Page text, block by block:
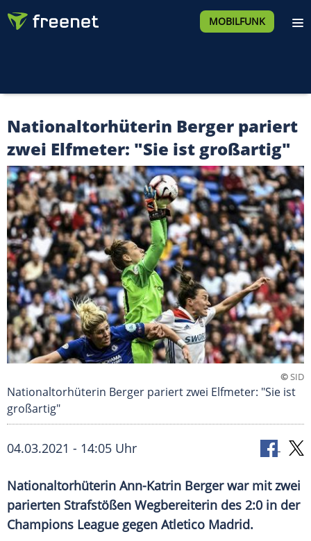
MOBILFUNK
Nationaltorhüterin Berger pariert
zwei Elfmeter: "Sie ist großartig"
©SID
Nationaltorhüterin Berger pariert zwei Elfmeter: "Sie ist
großartig"
04.03.2021 - 14:05 Uhr
Nationaltorhüterin Ann-Katrin Bergerwar mit zwei
parierten Strafstößen Wegbereiterin des 2:0 in der
Champions League gegen Atletico Madrid.